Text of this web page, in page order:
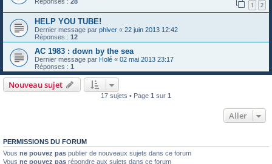
1 2
HELP YOU TUBE!
Dernier message par phiver « 22 juin 2013 12:42
Réponses : 12
AC 1983 : down by the sea
Dernier message par Holé « 02 mai 2013 23:17
Réponses : 1
Nouveau sujet
17 sujets • Page 1 sur 1
Aller
PERMISSIONS DU FORUM
Vous ne pouvez pas publier de nouveaux sujets dans ce forum
Vous ne pouvez pas répondre aux sujets dans ce forum